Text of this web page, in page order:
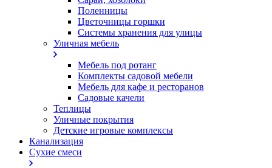
Поленницы
Цветочницы горшки
Системы хранения для улицы
Уличная мебель
Мебель под ротанг
Комплекты садовой мебели
Мебель для кафе и ресторанов
Садовые качели
Теплицы
Уличные покрытия
Детские игровые комплексы
Канализация
Сухие смеси